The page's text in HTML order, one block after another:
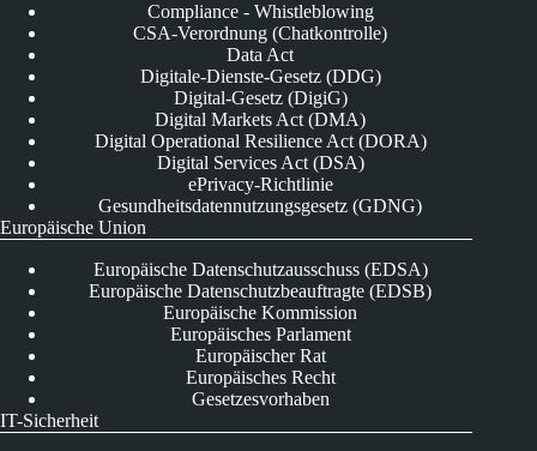
Compliance - Whistleblowing
CSA-Verordnung (Chatkontrolle)
Data Act
Digitale-Dienste-Gesetz (DDG)
Digital-Gesetz (DigiG)
Digital Markets Act (DMA)
Digital Operational Resilience Act (DORA)
Digital Services Act (DSA)
ePrivacy-Richtlinie
Gesundheitsdatennutzungsgesetz (GDNG)
Europäische Union
Europäische Datenschutzausschuss (EDSA)
Europäische Datenschutzbeauftragte (EDSB)
Europäische Kommission
Europäisches Parlament
Europäischer Rat
Europäisches Recht
Gesetzesvorhaben
IT-Sicherheit